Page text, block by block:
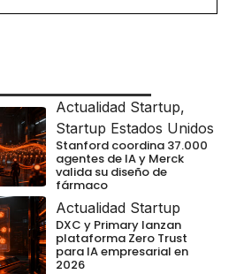
Actualidad Startup,
Startup Estados Unidos
Stanford coordina 37.000
agentes de IA y Merck
valida su diseño de
fármaco
Actualidad Startup
DXC y Primary lanzan
plataforma Zero Trust
para IA empresarial en
2026